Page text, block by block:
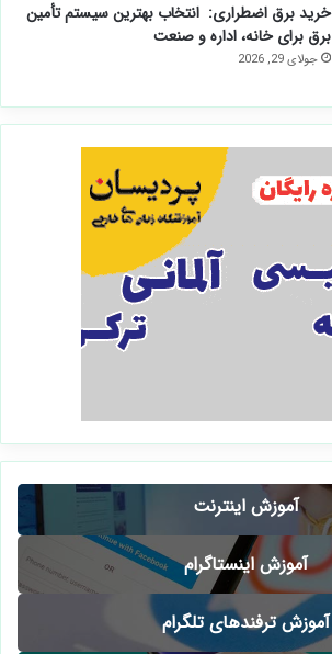
خرید برق اضطراری: انتخاب بهترین سیستم تأمین
برق برای خانه، اداره و صنعت
جولای 29, 2026
آموزش اینترنت
آموزش اینستاگرام
آموزش ترفندهای تلگرام